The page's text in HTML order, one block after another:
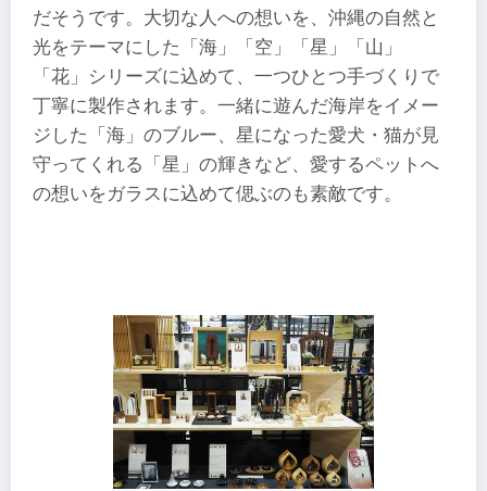
だそうです。大切な人への想いを、沖縄の自然と
光をテーマにした「海」「空」「星」「山」
「花」シリーズに込めて、一つひとつ手づくりで
丁寧に製作されます。一緒に遊んだ海岸をイメー
ジした「海」のブルー、星になった愛犬・猫が見
守ってくれる「星」の輝きなど、愛するペットへ
の想いをガラスに込めて偲ぶのも素敵です。